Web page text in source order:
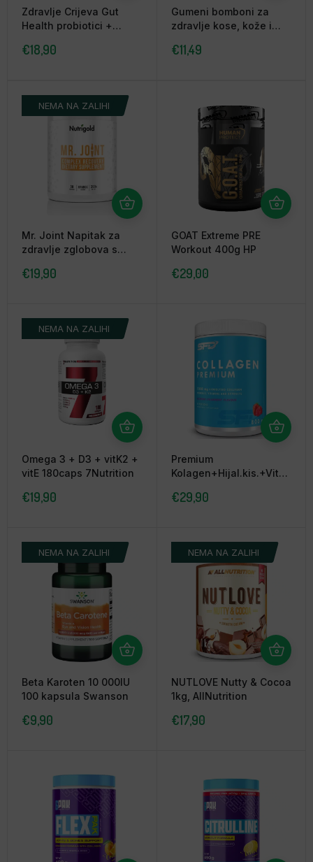
Zdravlje Crijeva Gut
Health probiotici +
Applied
€18,90
Gumeni bomboni za
zdravlje kose, kože i
Ostrovit
€11,49
NEMA NA ZALIHI
Mr. Joint Napitak za
zdravlje zglobova s
390g Nutrigold
€19,90
GOAT Extreme PRE
Workout 400g HP
€29,00
NEMA NA ZALIHI
Omega 3 + D3 + vitK2 +
vitE 180caps 7Nutrition
€19,90
Premium
Kolagen+Hijal.kis.+Vit
naranča, SFD Nutrition
€29,90
NEMA NA ZALIHI
Beta Karoten 10 000IU
100 kapsula Swanson
€9,90
NEMA NA ZALIHI
NUTLOVE Nutty & Cocoa
1kg, AllNutrition
€17,90